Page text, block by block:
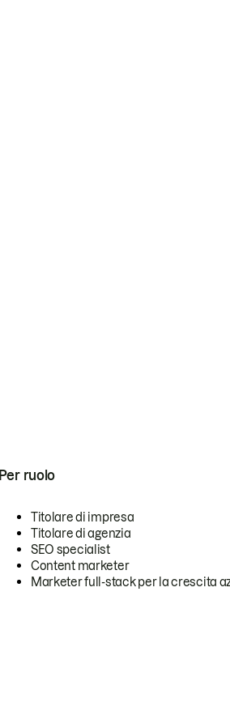
Per ruolo
Titolare di impresa
Titolare di agenzia
SEO specialist
Content marketer
Marketer full-stack per la crescita